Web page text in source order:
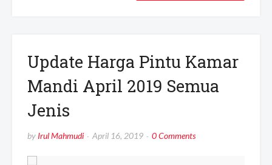
Update Harga Pintu Kamar
Mandi April 2019 Semua
Jenis
by Irul Mahmudi April 16, 2019 0 Comments